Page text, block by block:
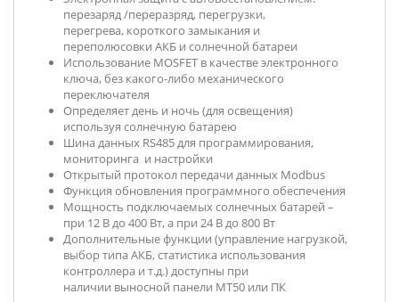
перезаряд /переразряд, перегрузки,
перегрева, короткого замыкания и
переполюсовки АКБ и солнечной батареи
Использование MOSFET в качестве электронного
ключа, без какого-либо механического
переключателя
Определяет день и ночь (для освещения)
используя солнечную батарею
Шина данных RS485 для программирования,
мониторинга и настройки
Открытый протокол передачи данных Modbus
Функция обновления программного обеспечения
Мощность подключаемых солнечных батарей –
при 12 В до 400 Вт, а при 24 В до 800 Вт
Дополнительные функции (управление нагрузкой,
выбор типа АКБ, статистика использования
контроллера и т.д.) доступны при
наличии выносной панели MT50 или ПК